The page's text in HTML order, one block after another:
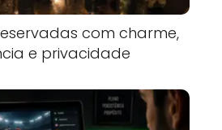
com charme,
e privacidade